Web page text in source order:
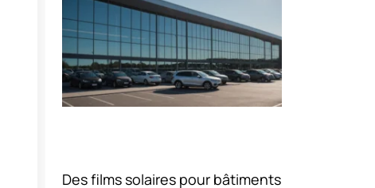
Des films solaires pour bâtiments